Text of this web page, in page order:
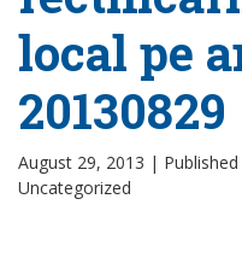
local pe
20130829
August 29, 2013 |
Uncategorized